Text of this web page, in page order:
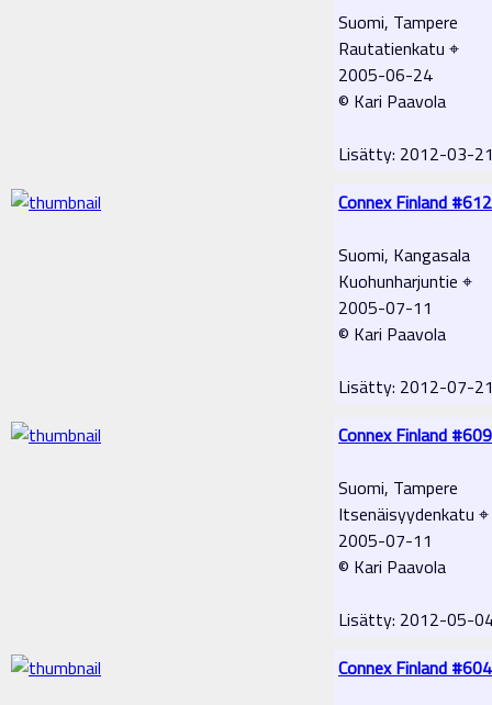
Suomi, Tampere
Rautatienkatu ⌖
2005-06-24
© Kari Paavola
Lisätty: 2012-03-
Connex Finland #612
Suomi, Kangasala
Kuohunharjuntie ⌖
2005-07-11
© Kari Paavola
Lisätty: 2012-07-
Connex Finland #609
Suomi, Tampere
Itsenäisyydenkatu ⌖
2005-07-11
© Kari Paavola
Lisätty: 2012-05-
Connex Finland #604